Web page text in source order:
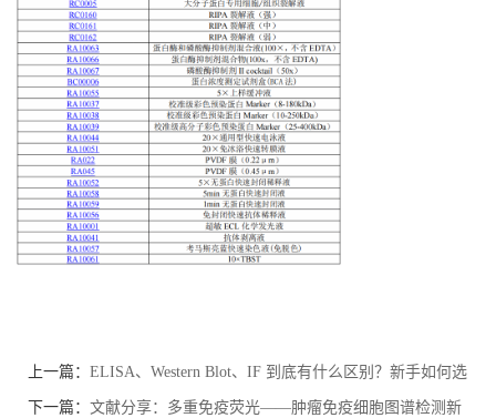
上一篇： ELISA、Western Blot、IF 到底有什么区别？新手如何选
择？
下一篇： 文献分享：多重免疫荧光——肿瘤免疫细胞图谱检测新